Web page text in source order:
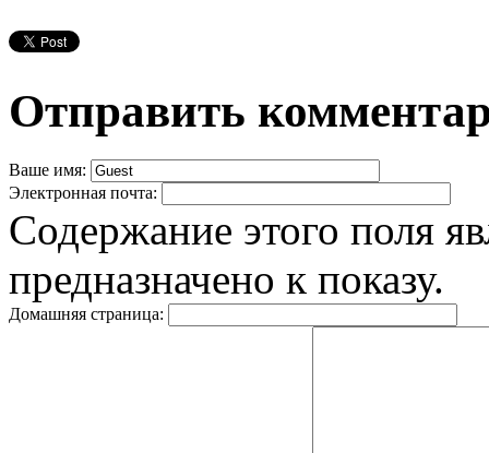
Отправить
Ваше имя:
Электронная почта:
Содержание этого поля
предназначено к показу.
Домашняя страница: